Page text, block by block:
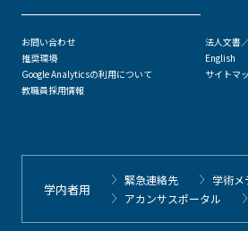
お問い合わせ
推奨環境
Google Analyticsの利用について
教職員採用情報
法人文書
English
サイトマ
学内者用
緊急連絡先
学術メ
アカンサスポータル